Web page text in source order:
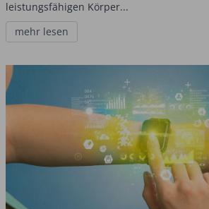
leistungsfähigen Körper...
mehr lesen